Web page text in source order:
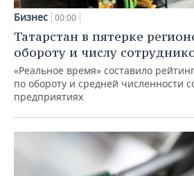
Бизнес 00:00
Татарстан в пятерке
обороту и числу
«Реальное время» составило
по обороту и средней численности
предприятиях